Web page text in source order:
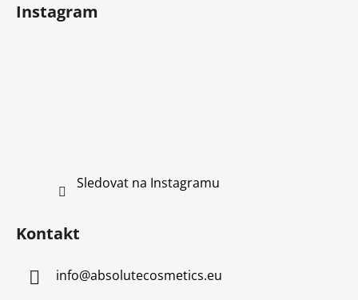
Instagram
Sledovat na Instagramu
Kontakt
info@absolutecosmetics.eu